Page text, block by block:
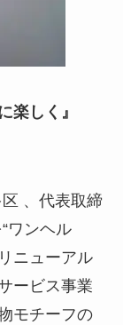
楽しく』
、代表取締
ワンヘル
ニューアル
ービス事業
モチーフの